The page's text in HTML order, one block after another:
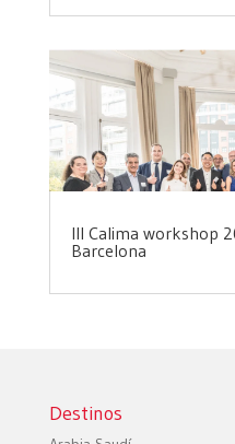
III Calima workshop
Barcelona
Destinos